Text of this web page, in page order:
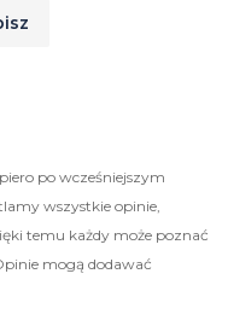
po wcześniejszym
wszystkie opinie,
temu każdy może poznać
mogą dodawać